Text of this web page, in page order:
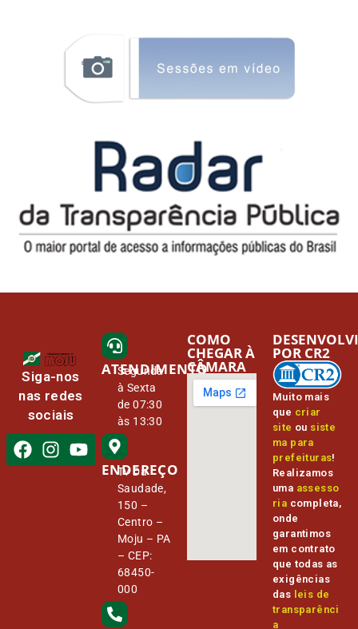
Siga-nos
nas redes
sociais
ATENDIMENTO
Segunda
à Sexta
de 07:30
às 13:30
ENDEREÇO
Tv Da
Saudade,
150 –
Centro –
Moju – PA
– CEP:
68450-
000
COMO
CHEGAR À
CÂMARA
Muito mais
que criar
site ou siste
ma para
prefeituras!
Realizamos
uma assesso
ria completa,
onde
garantimos
em contrato
que todas as
exigências
das leis de
transparênci
a
POR CR2